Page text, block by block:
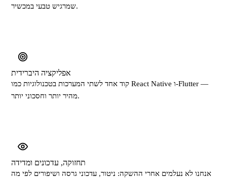
שמרגיש טבעי במכשיר.
אפליקציה היברידית
קוד אחד לשתי המערכות בטכנולוגיות כמו React Native ו-Flutter —
מהיר יותר וחסכוני יותר.
תחזוקה, עדכונים ומדידה
אנחנו לא נעלמים אחרי ההשקה: ניטור, עדכוני גרסה ושיפורים לפי מה